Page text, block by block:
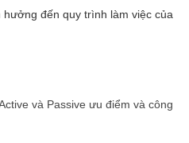
đến quy trình làm việc của
và Passive ưu điểm và công